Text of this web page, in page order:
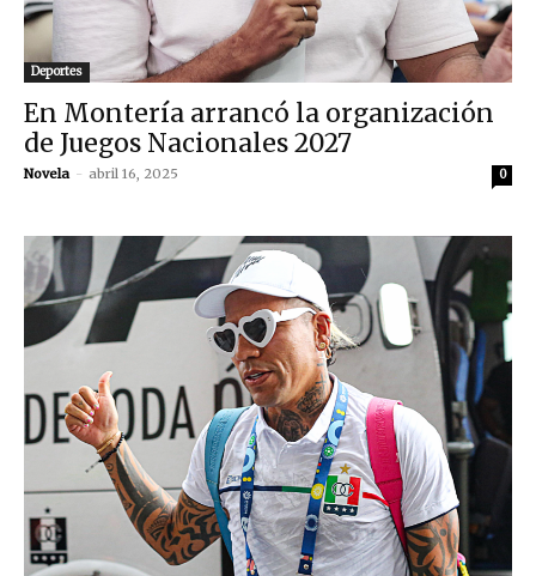
Deportes
En Montería arrancó la organización
de Juegos Nacionales 2027
Novela - abril 16, 2025 0